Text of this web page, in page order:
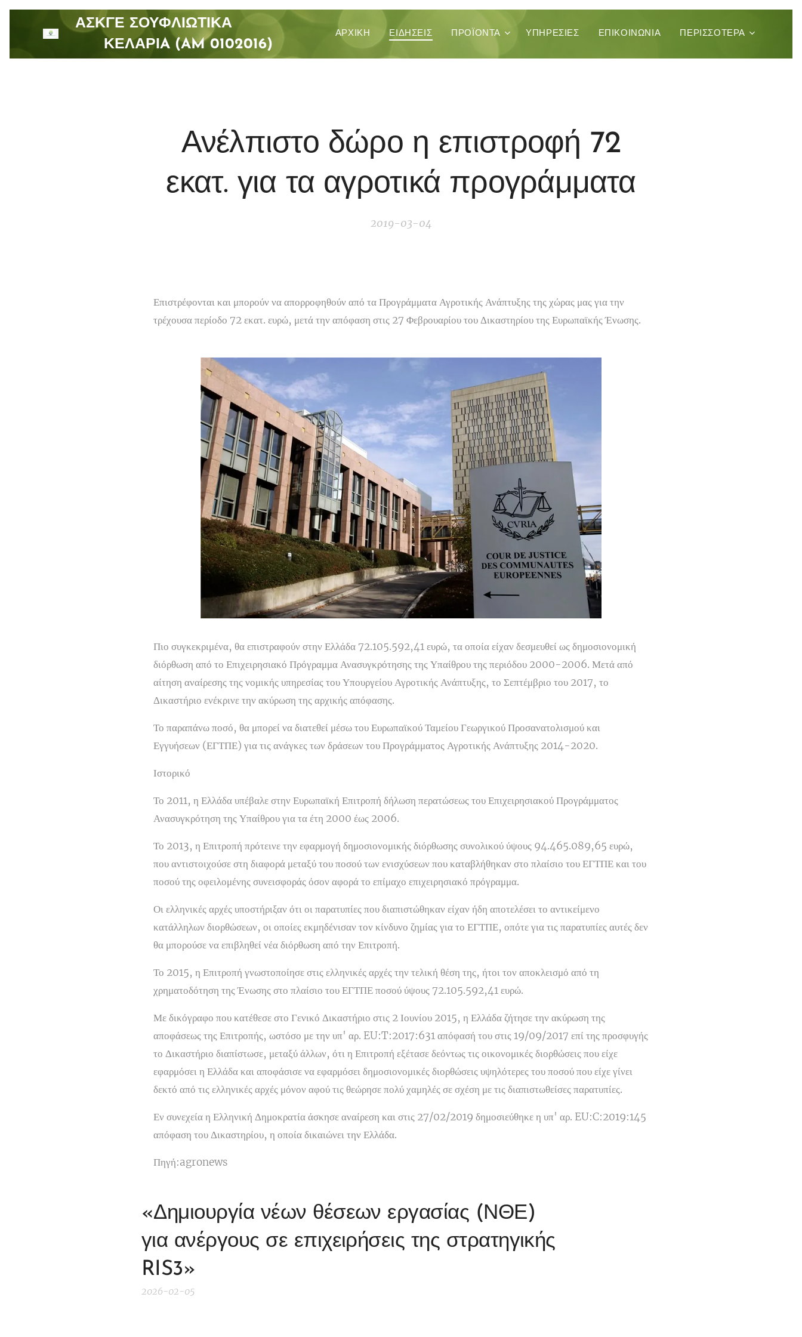
ΑΣΚΓΕ ΣΟΥΦΛΙΩΤΙΚΑ
ΚΕΛΑΡΙA (AM 0102016)
ΑΡΧΙΚΉ ΕΙΔΗΣΕΙΣ ΠΡΟΪΌΝΤΑ ΥΠΗΡΕΣΊΕΣ ΕΠΙΚΟΙΝΩΝΊΑ ΠΕΡΙΣΣΌΤΕΡΑ
Ανέλπιστο δώρο η επιστροφή 72
εκατ. για τα αγροτικά προγράμματα
2019-03-04
Επιστρέφονται και μπορούν να απορροφηθούν από τα Προγράμματα Αγροτικής Ανάπτυξης της χώρας μας για την
τρέχουσα περίοδο 72 εκατ. ευρώ, μετά την απόφαση στις 27 Φεβρουαρίου του Δικαστηρίου της Ευρωπαϊκής Ένωσης.
Πιο συγκεκριμένα, θα επιστραφούν στην Ελλάδα 72.105.592,41 ευρώ, τα οποία είχαν δεσμευθεί ως δημοσιονομική
διόρθωση από το Επιχειρησιακό Πρόγραμμα Ανασυγκρότησης της Υπαίθρου της περιόδου 2000-2006. Μετά από
αίτηση αναίρεσης της νομικής υπηρεσίας του Υπουργείου Αγροτικής Ανάπτυξης, το Σεπτέμβριο του 2017, το
Δικαστήριο ενέκρινε την ακύρωση της αρχικής απόφασης.
Το παραπάνω ποσό, θα μπορεί να διατεθεί μέσω του Ευρωπαϊκού Ταμείου Γεωργικού Προσανατολισμού και
Εγγυήσεων (ΕΓΤΠΕ) για τις ανάγκες των δράσεων του Προγράμματος Αγροτικής Ανάπτυξης 2014-2020.
Ιστορικό
Το 2011, η Ελλάδα υπέβαλε στην Ευρωπαϊκή Επιτροπή δήλωση περατώσεως του Επιχειρησιακού Προγράμματος
Ανασυγκρότηση της Υπαίθρου για τα έτη 2000 έως 2006.
Το 2013, η Επιτροπή πρότεινε την εφαρμογή δημοσιονομικής διόρθωσης συνολικού ύψους 94.465.089,65 ευρώ,
που αντιστοιχούσε στη διαφορά μεταξύ του ποσού των ενισχύσεων που καταβλήθηκαν στο πλαίσιο του ΕΓΤΠΕ και του
ποσού της οφειλομένης συνεισφοράς όσον αφορά το επίμαχο επιχειρησιακό πρόγραμμα.
Οι ελληνικές αρχές υποστήριξαν ότι οι παρατυπίες που διαπιστώθηκαν είχαν ήδη αποτελέσει το αντικείμενο
κατάλληλων διορθώσεων, οι οποίες εκμηδένισαν τον κίνδυνο ζημίας για το ΕΓΤΠΕ, οπότε για τις παρατυπίες αυτές δεν
θα μπορούσε να επιβληθεί νέα διόρθωση από την Επιτροπή.
Το 2015, η Επιτροπή γνωστοποίησε στις ελληνικές αρχές την τελική θέση της, ήτοι τον αποκλεισμό από τη
χρηματοδότηση της Ένωσης στο πλαίσιο του ΕΓΤΠΕ ποσού ύψους 72.105.592,41 ευρώ.
Με δικόγραφο που κατέθεσε στο Γενικό Δικαστήριο στις 2 Ιουνίου 2015, η Ελλάδα ζήτησε την ακύρωση της
αποφάσεως της Επιτροπής, ωστόσο με την υπ' αρ. EU:T:2017:631 απόφασή του στις 19/09/2017 επί της προσφυγής
το Δικαστήριο διαπίστωσε, μεταξύ άλλων, ότι η Επιτροπή εξέτασε δεόντως τις οικονομικές διορθώσεις που είχε
εφαρμόσει η Ελλάδα και αποφάσισε να εφαρμόσει δημοσιονομικές διορθώσεις υψηλότερες του ποσού που είχε γίνει
δεκτό από τις ελληνικές αρχές μόνον αφού τις θεώρησε πολύ χαμηλές σε σχέση με τις διαπιστωθείσες παρατυπίες.
Εν συνεχεία η Ελληνική Δημοκρατία άσκησε αναίρεση και στις 27/02/2019 δημοσιεύθηκε η υπ' αρ. EU:C:2019:145
απόφαση του Δικαστηρίου, η οποία δικαιώνει την Ελλάδα.
Πηγή:agronews
«Δημιουργία νέων θέσεων εργασίας (ΝΘΕ)
για ανέργους σε επιχειρήσεις της στρατηγικής
RIS3»
2026-02-05